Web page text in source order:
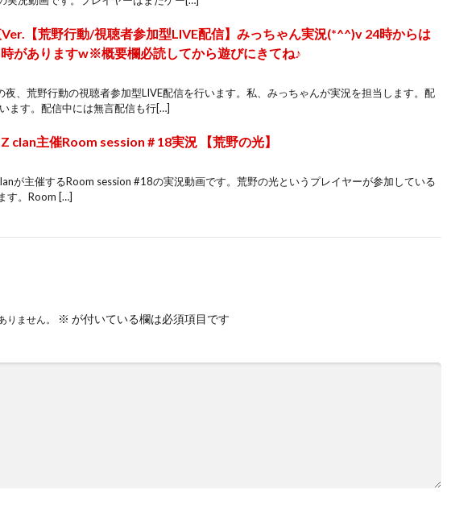
【荒野行動/視聴者参加型LIVE配信】みっちゃん実況(*^^)v 24時からは
がありますw※概要欄必読してから遊びにきてね♪
夜、荒野行動の視聴者参加型LIVE配信を行います。私、みっちゃんが実況を担当します。配
ます。配信中には無言配信も行[…]
Z clan主催Room session # 18実況 【荒野の光】
が主催するRoom session #18の実況動画です。荒野の光というプレイヤーが参加している
す。Room […]
りません。 ※ が付いている欄は必須項目です